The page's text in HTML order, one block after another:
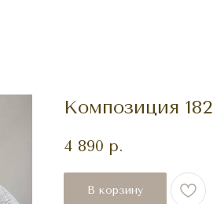
Композиция 182
4 890 р.
В корзину